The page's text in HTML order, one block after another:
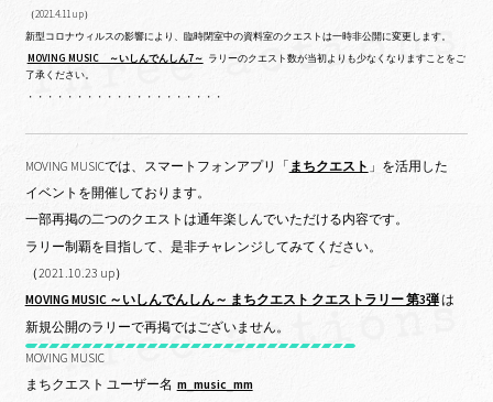
（2021.4.11 up）
新型コロナウィルスの影響により、臨時閉室中の資料室のクエストは一時非公開に変更します。
MOVING MUSIC ～いしんでんしん7～ ラリーのクエスト数が当初よりも少なくなりますことをご
了承ください。
・・・・・・・・・・・・・・・・・・・・
MOVING MUSICでは、スマートフォンアプリ「 まちクエスト 」を活用した
イベントを開催しております。
一部再掲の二つのクエストは通年楽しんでいただける内容です。
ラリー制覇を目指して、是非チャレンジしてみてください。
（2021.10.23 up）
MOVING MUSIC ～いしんでんしん～ まちクエスト クエストラリー 第3弾は
新規公開のラリーで再掲ではございません。
MOVING MUSIC
まちクエスト ユーザー名 m_music_mm